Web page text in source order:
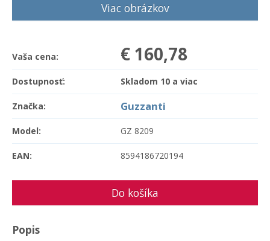
Viac obrázkov
Vaša cena: € 160,78
Dostupnosť: Skladom 10 a viac
Značka: Guzzanti
Model: GZ 8209
EAN: 8594186720194
Popis